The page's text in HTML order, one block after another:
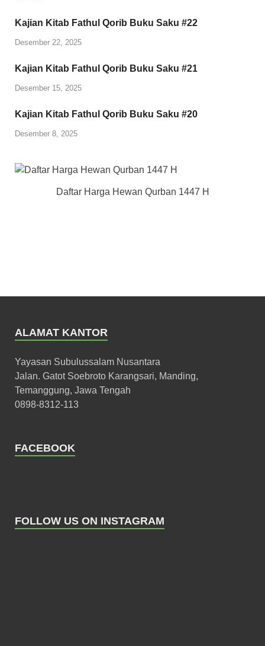
Kajian Kitab Fathul Qorib Buku Saku #22
Desember 22, 2025
Kajian Kitab Fathul Qorib Buku Saku #21
Desember 15, 2025
Kajian Kitab Fathul Qorib Buku Saku #20
Desember 8, 2025
Daftar Harga Hewan Qurban 1447 H
ALAMAT KANTOR
Yayasan Subulussalam Nusantara
Jalan. Gatot Soebroto Karangsari, Manding,
Temanggung, Jawa Tengah
0898-8312-113
FACEBOOK
FOLLOW US ON INSTAGRAM